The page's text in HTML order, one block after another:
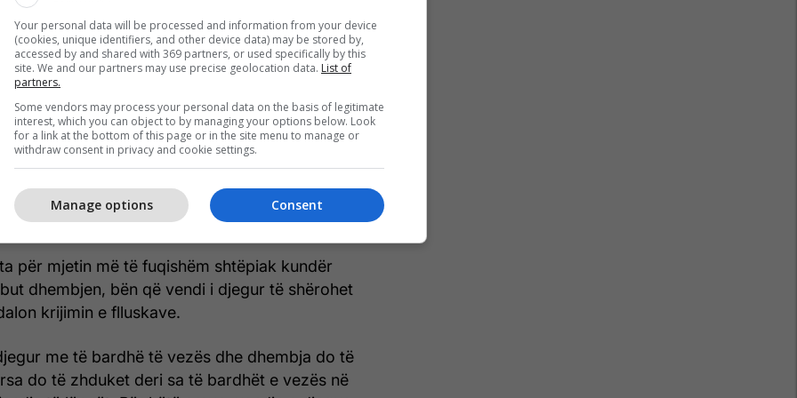
duke përgatitur ushqime shpesh përballen me
nxjerrin lëngun e një gjysme të qepës dhe e
mira, këshillohet përdorimi i qepës së sapo prerë
shpejt në vendin e djegur, sepse, nëse
në ajër, i humb disa prej karakteristikave
për mjetin më të fuqishëm shtëpiak kundër
dhembjen, bën që vendi i djegur të shërohet
krijimin e flluskave.
me të bardhë të vezës dhe dhembja do të
do të zhduket deri sa të bardhët e vezës në
Your personal data will be processed and information from your device
(cookies, unique identifiers, and other device data) may be stored by,
accessed by and shared with 369 partners, or used specifically by this
site. We and our partners may use precise geolocation data. List of
partners.
Some vendors may process your personal data on the basis of legitimate
interest, which you can object to by managing your options below. Look
for a link at the bottom of this page or in the site menu to manage or
withdraw consent in privacy and cookie settings.
Consent
Manage options